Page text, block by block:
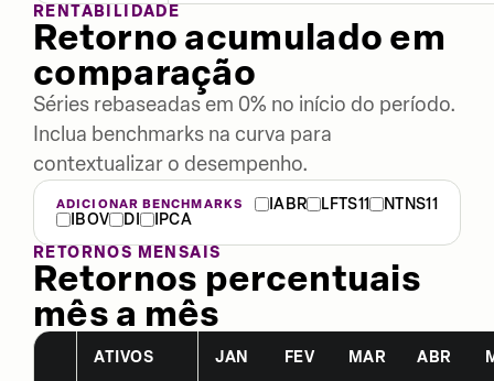
RENTABILIDADE
Retorno acumulado em
comparação
Séries rebaseadas em 0% no início do período.
Inclua benchmarks na curva para
contextualizar o desempenho.
ADICIONAR BENCHMARKS IABR LFTS11
NTNS11
IBOV
DI
IPCA
RETORNOS MENSAIS
Retornos percentuais
mês a mês
ATIVOS JAN FEV MAR ABR